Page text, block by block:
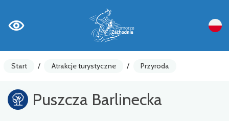
Start / Atrakcje turystyczne / Przyroda
Puszcza Barlinecka